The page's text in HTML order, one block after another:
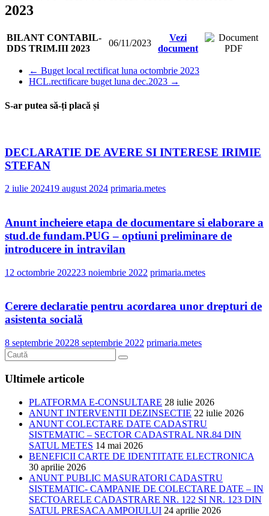
2023
BILANT CONTABIL-
DDS TRIM.III 2023
06/11/2023
Vezi
document
← Buget local rectificat luna octombrie 2023
HCL.rectificare buget luna dec.2023 →
S-ar putea să-ți placă și
DECLARATIE DE AVERE SI INTERESE IRIMIE
STEFAN
2 iulie 202419 august 2024 primaria.metes
Anunt incheiere etapa de documentare si elaborare a
stud.de fundam.PUG – optiuni preliminare de
introducere in intravilan
12 octombrie 202223 noiembrie 2022 primaria.metes
Cerere declaratie pentru acordarea unor drepturi de
asistenta socială
8 septembrie 20228 septembrie 2022 primaria.metes
Ultimele articole
PLATFORMA E-CONSULTARE 28 iulie 2026
ANUNT INTERVENTII DEZINSECTIE 22 iulie 2026
ANUNT COLECTARE DATE CADASTRU
SISTEMATIC – SECTOR CADASTRAL NR.84 DIN
SATUL METES 14 mai 2026
BENEFICII CARTE DE IDENTITATE ELECTRONICA
30 aprilie 2026
ANUNT PUBLIC MASURATORI CADASTRU
SISTEMATIC- CAMPANIE DE COLECTARE DATE – IN
SECTOARELE CADASTRARE NR. 122 SI NR. 123 DIN
SATUL PRESACA AMPOIULUI 24 aprilie 2026